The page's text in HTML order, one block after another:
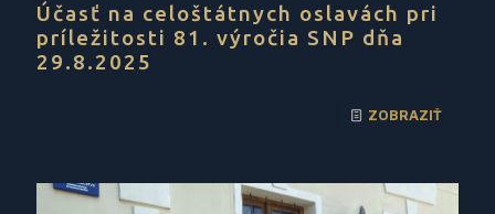
Účasť na celoštátnych oslavách pri
príležitosti 81. výročia SNP dňa
29.8.2025
ZOBRAZIŤ